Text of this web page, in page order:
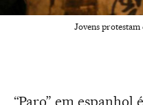
Jovens protestam